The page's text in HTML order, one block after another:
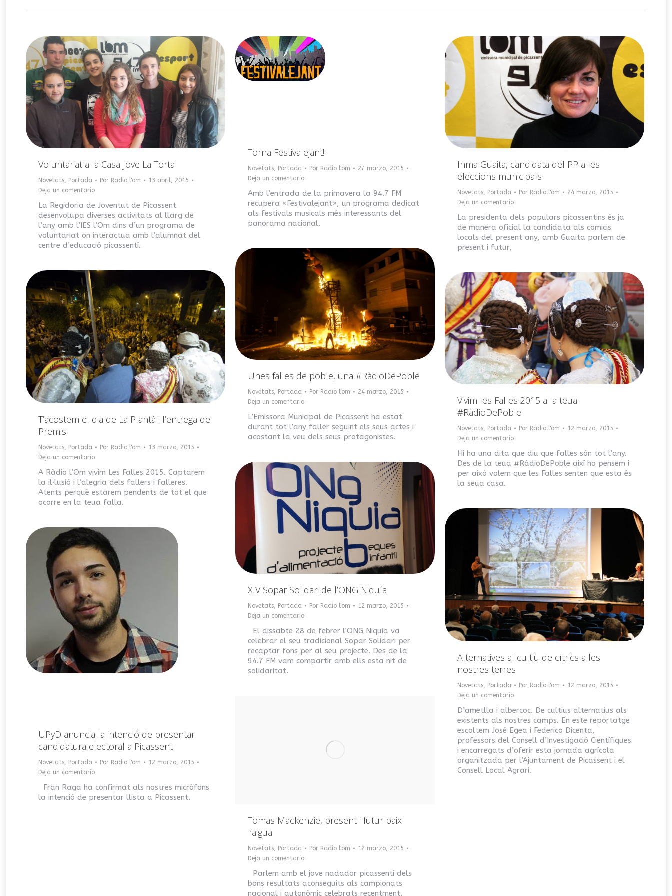
Voluntariat a la Casa Jove La Torta
Novetats, Portada Por Radio l'om
13 abril, 2015
Deja un comentario
La Regidoria de Joventut de Picassent
desenvolupa diverses activitats al llarg de
l’any amb l’IES l’Om dins d’un programa de
voluntariat on interactua amb l’alumnat del
centre d’educació picassentí.
Torna Festivalejant!!
Novetats Portada Por Radio l'om
27 marzo, 2015
Deja un comentario
Amb l’entrada de la primavera la 94.7 FM
recupera «Festivalejant», un programa dedicat
als festivals musicals més interessants del
panorama nacional.
Inma Guaita, candidata del PP a les
eleccions municipals
Novetats, Portada Por Radio l'om
24 marzo, 2015
Deja un comentario
La presidenta dels populars picassentins és ja
de manera oficial la candidata als comicis
locals del present any, amb Guaita parlem de
present i futur,
Unes falles de poble, una #RàdioDePoble
Novetats, Portada Por Radio l'om
24 marzo, 2015
Deja un comentario
L’Emissora Municipal de Picassent ha estat
durant tot l’any faller seguint els seus actes i
acostant la veu dels seus protagonistes.
T’acostem el dia de La Plantà i l’entrega de
Premis
Novetats, Portada Por Radio l'om
13 marzo, 2015
Deja un comentario
A Ràdio l’Om vivim Les Falles 2015. Captarem
la il·lusió i l’alegria dels fallers i falleres.
Atents perquè estarem pendents de tot el que
ocorre en la teua falla.
Vivim les Falles 2015 a la teua
#RàdioDePoble
Novetats, Portada Por Radio l'om
12 marzo, 2015
Deja un comentario
Hi ha una dita que diu que falles són tot l’any.
Des de la teua #RàdioDePoble així ho pensem i
per això volem que les Falles senten que esta és
la seua casa.
XIV Sopar Solidari de l’ONG Niquía
Novetats, Portada Por Radio l'om
12 marzo, 2015
Deja un comentario
El dissabte 28 de febrer l’ONG Niquia va
celebrar el seu tradicional Sopar Solidari per
recaptar fons per al seu projecte. Des de la
94.7 FM vam compartir amb ells esta nit de
solidaritat.
Alternatives al cultiu de cítrics a les
nostres terres
Novetats, Portada Por Radio l'om
12 marzo, 2015
Deja un comentario
D’ametlla i albercoc. De cultius alternatius als
existents als nostres camps. En este reportatge
escoltem José Egea i Federico Dicenta,
professors del Consell d’Investigació Científiques
i encarregats d’oferir esta jornada agrícola
organitzada per l’Ajuntament de Picassent i el
Consell Local Agrari.
UPyD anuncia la intenció de presentar
candidatura electoral a Picassent
Novetats, Portada Por Radio l'om
12 marzo, 2015
Deja un comentario
Fran Raga ha confirmat als nostres micròfons
la intenció de presentar llista a Picassent.
Tomas Mackenzie, present i futur baix
l’aigua
Novetats, Portada Por Radio l'om
12 marzo, 2015
Deja un comentario
Parlem amb el jove nadador picassentí dels
bons resultats aconseguits als campionats
nacional i autonòmic celebrats recentment.